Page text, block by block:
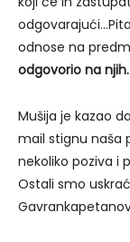
odnose na
odgovorio na njih.
Mušija je kazao
mail stignu naša
nekoliko poziva i
Ostali smo